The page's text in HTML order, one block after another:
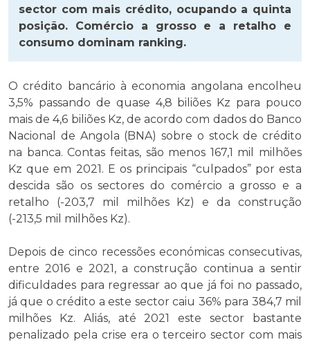
sector com mais crédito, ocupando a quinta
posição. Comércio a grosso e a retalho e
consumo dominam ranking.
O crédito bancário à economia angolana encolheu
3,5% passando de quase 4,8 biliões Kz para pouco
mais de 4,6 biliões Kz, de acordo com dados do Banco
Nacional de Angola (BNA) sobre o stock de crédito
na banca. Contas feitas, são menos 167,1 mil milhões
Kz que em 2021. E os principais “culpados” por esta
descida são os sectores do comércio a grosso e a
retalho (-203,7 mil milhões Kz) e da construção
(-213,5 mil milhões Kz).
Depois de cinco recessões económicas consecutivas,
entre 2016 e 2021, a construção continua a sentir
dificuldades para regressar ao que já foi no passado,
já que o crédito a este sector caiu 36% para 384,7 mil
milhões Kz. Aliás, até 2021 este sector bastante
penalizado pela crise era o terceiro sector com mais